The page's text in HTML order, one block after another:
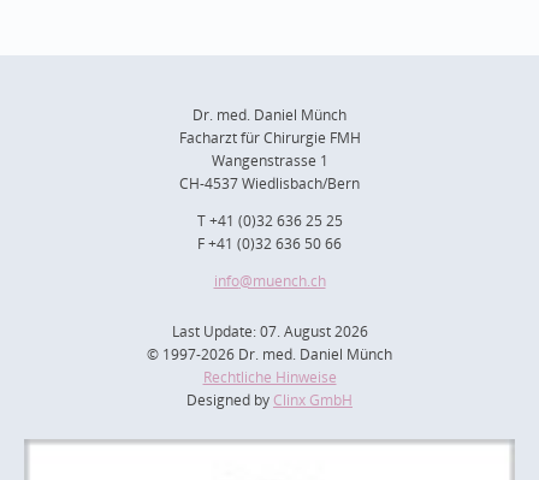
Dr. med. Daniel Münch
Facharzt für Chirurgie FMH
Wangenstrasse 1
CH-4537 Wiedlisbach/Bern
T +41 (0)32 636 25 25
F +41 (0)32 636 50 66
info@muench.ch
Last Update: 07. August 2026
© 1997-2026 Dr. med. Daniel Münch
Rechtliche Hinweise
Designed by Clinx GmbH